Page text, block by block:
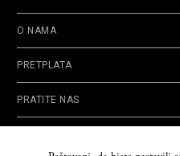
O NAMA
PRETPLATA
PRATITE NAS